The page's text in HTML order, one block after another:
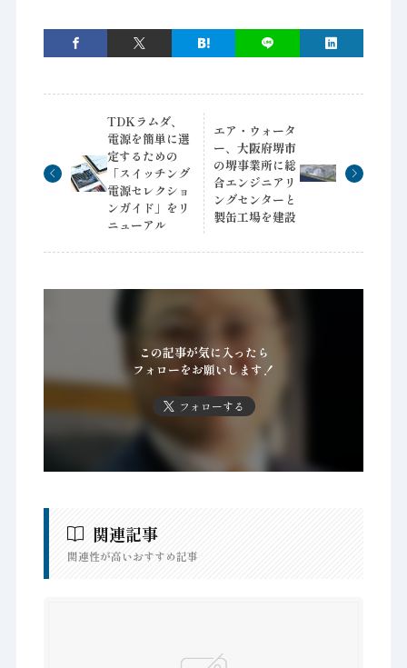
TDKラムダ、
電源を簡単に選
定するための
「スイッチング
電源セレクショ
ンガイド」をリ
ニューアル
エア・ウォータ
ー、大阪府堺市
の堺事業所に総
合エンジニアリ
ングセンターと
製缶工場を建設
この記事が気に入ったら
フォローをお願いします！
フォローする
関連記事
関連性が高いおすすめ記事